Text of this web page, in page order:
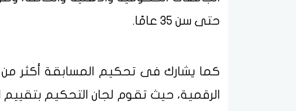
حتى سن 35 عامًا.
الرقمية، حيث تقوم لجان التحكيم